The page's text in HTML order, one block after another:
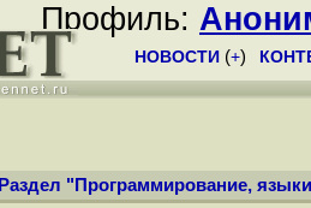
Профиль:
НОВОСТИ (+)
Раздел "Программирование,